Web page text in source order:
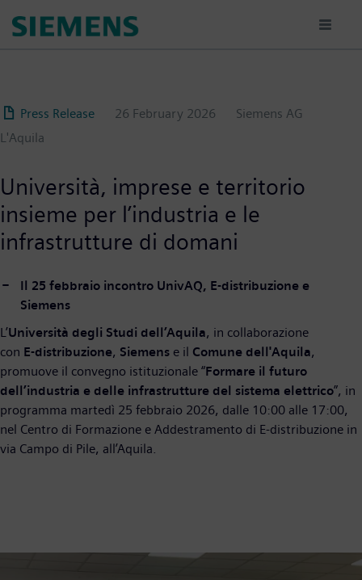
Press Release 26 February 2026
Siemens AG
L'Aquila
Università, imprese e territorio
insieme per l’industria e le
infrastrutture di domani
Il 25 febbraio incontro UnivAQ, E-distribuzione e
Siemens
L’Università degli Studi dell’Aquila, in collaborazione
con E‑distribuzione, Siemens e il Comune dell'Aquila,
promuove il convegno istituzionale “Formare il futuro
dell’industria e delle infrastrutture del sistema elettrico”, in
programma martedì 25 febbraio 2026, dalle 10:00 alle 17:00,
nel Centro di Formazione e Addestramento di E‑distribuzione in
via Campo di Pile, all’Aquila.